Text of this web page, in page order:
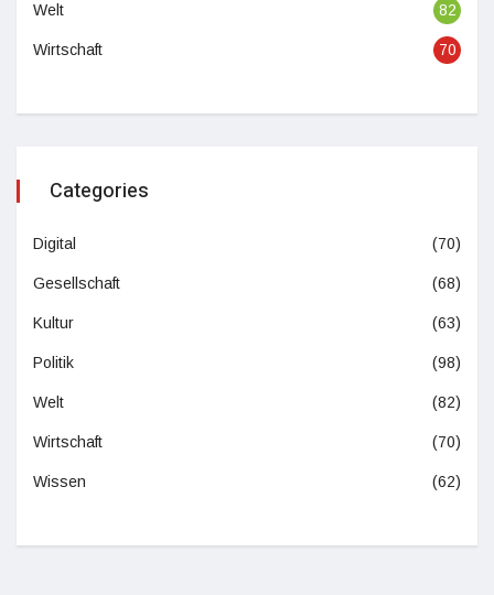
Welt 82
Wirtschaft 70
Categories
Digital (70)
Gesellschaft (68)
Kultur (63)
Politik (98)
Welt (82)
Wirtschaft (70)
Wissen (62)